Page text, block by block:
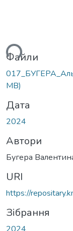
Файли
MB)
Дата
2024
Автори
Бугера
URI
https://
Зібрання